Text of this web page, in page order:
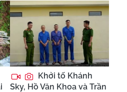
Khởi tố Khánh
Sky, Hồ Văn Khoa và Trần